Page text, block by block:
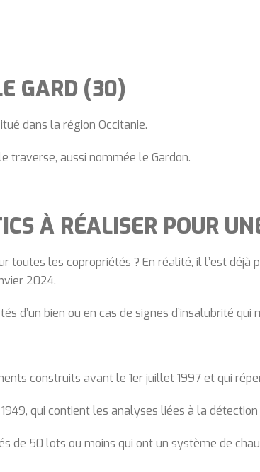
GARD (30)
dans la région Occitanie.
traverse, aussi nommée le Gardon.
À RÉALISER POUR
toutes les copropriétés ? En réalité, il l’est
2024.
d’un bien ou en cas de signes d’insalubrité
construits avant le 1er juillet 1997 et qui
qui contient les analyses liées à la
de 50 lots ou moins qui ont un système de